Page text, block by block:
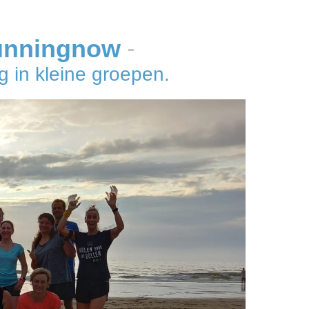
–
in kleine groepen.